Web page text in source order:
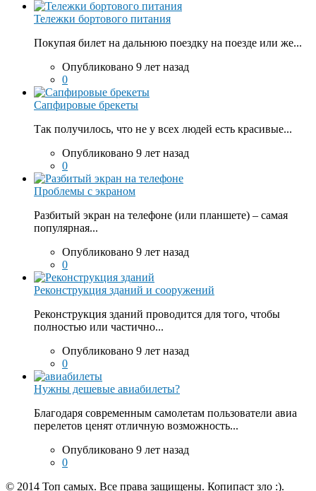
Тележки бортового питания
Покупая билет на дальнюю поездку на поезде или же...
Опубликовано 9 лет назад
0
Сапфировые брекеты
Так получилось, что не у всех людей есть красивые...
Опубликовано 9 лет назад
0
Проблемы с экраном
Разбитый экран на телефоне (или планшете) – самая
популярная...
Опубликовано 9 лет назад
0
Реконструкция зданий и сооружений
Реконструкция зданий проводится для того, чтобы
полностью или частично...
Опубликовано 9 лет назад
0
Нужны дешевые авиабилеты?
Благодаря современным самолетам пользователи авиа
перелетов ценят отличную возможность...
Опубликовано 9 лет назад
0
© 2014 Топ самых. Все права защищены. Копипаст зло :).